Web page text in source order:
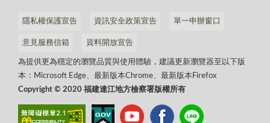
隱私權保護宣告 資訊安全政策宣告 單一申辦窗口
意見服務信箱 資料開放宣告
為提供更為穩定的瀏覽品質與使用體驗，建議更新瀏覽器至以下版
本：Microsoft Edge、最新版本Chrome、最新版本Firefox
Copyright © 2020 福建連江地方檢察署版權所有